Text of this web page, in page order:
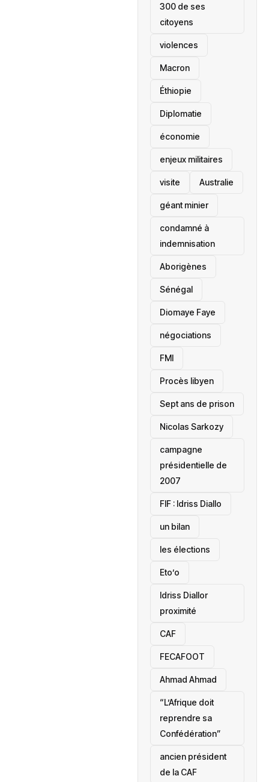
300 de ses
citoyens
violences
Macron
Éthiopie
Diplomatie
économie
enjeux militaires
visite ‎Australie
géant minier
condamné à
indemnisation
Aborigènes
Sénégal
Diomaye Faye
négociations
FMI
Procès libyen
Sept ans de prison
Nicolas Sarkozy
campagne
présidentielle de
2007
‎FIF : Idriss Diallo
un bilan
les élections
Eto’o
Idriss Diallor
proximité
CAF
FECAFOOT
‎Ahmad Ahmad
“L’Afrique doit
reprendre sa
Confédération”
ancien président
de la CAF